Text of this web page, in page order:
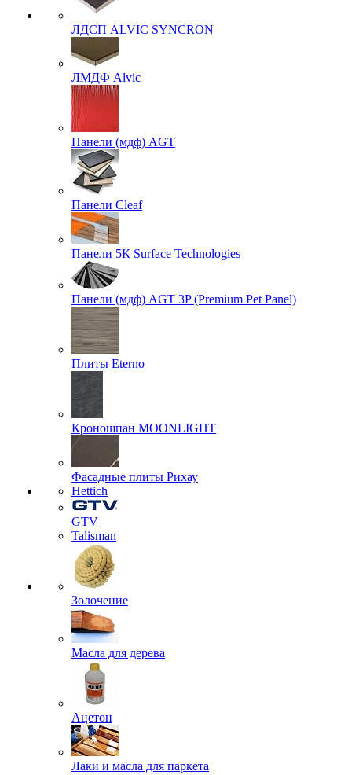
ЛДСП ALVIC SYNCRON
ЛМДФ Alvic
Панели (мдф) AGT
Панели Cleaf
Панели 5К Surface Technologies
Панели (мдф) AGT 3P (Premium Pet Panel)
Плиты Eterno
Кроношпан MOONLIGHT
Фасадные плиты Рихау
Hettich
GTV
Talisman
Золочение
Масла для дерева
Ацетон
Лаки и масла для паркета